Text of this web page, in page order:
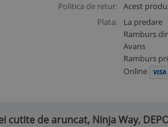
Politica de retur: Acest
Plata:
La predare
Ramburs
Avans
Ramburs
Online
cutite de aruncat, Ninja Way,